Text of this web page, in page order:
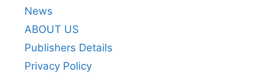
News
ABOUT US
Publishers Details
Privacy Policy